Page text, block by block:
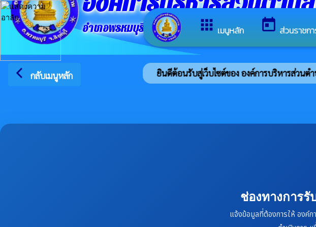
apps เมนูหลัก today ส่วนราชก
อำเภอพรหมบุรี จังหวัดสิงห์บุรี
arrow_back_ios กลับเมนูหลัก ยินดีต้อนรับสู่เว็บไซต์ของ องค์การบริหารส่วนตำบ
ช่องทางการ
แจ้งข้อมูลที่ต้องการให้ องค์